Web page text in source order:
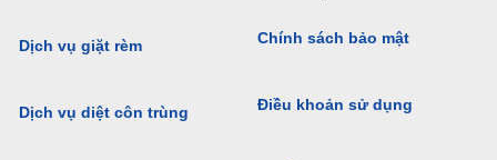
Dịch vụ giặt rèm
Dịch vụ diệt côn trùng
Chính sách bảo mật
Điều khoản sử dụng